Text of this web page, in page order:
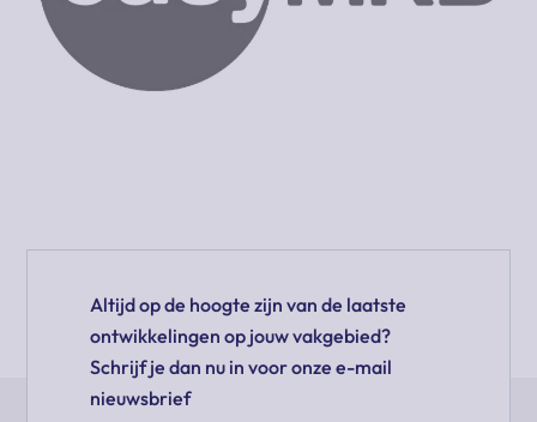
Altijd op de hoogte zijn van de laatste
ontwikkelingen op jouw vakgebied?
Schrijf je dan nu in voor onze e-mail
nieuwsbrief